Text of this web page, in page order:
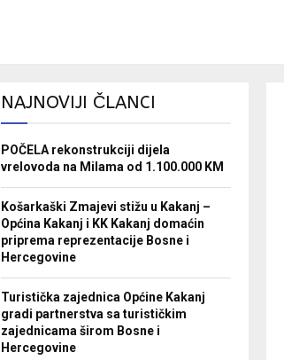
NAJNOVIJI ČLANCI
POČELA rekonstrukciji dijela
vrelovoda na Milama od 1.100.000 KM
Košarkaški Zmajevi stižu u Kakanj –
Općina Kakanj i KK Kakanj domaćin
priprema reprezentacije Bosne i
Hercegovine
Turistička zajednica Općine Kakanj
gradi partnerstva sa turističkim
zajednicama širom Bosne i
Hercegovine